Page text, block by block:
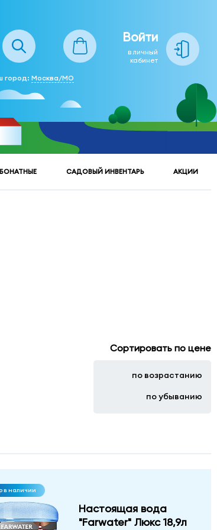
Войти
в личный
кабинет
город: Москва/МО
САДОВЫЙ ИНВЕНТАРЬ АКЦИИ
Сортировать по цене
по возрастанию
по убыванию
в наличии
Настоящая вода
"Farwater" Люкс 18,9л